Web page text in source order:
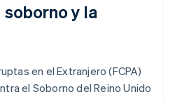
y la
en el Extranjero (FCPA)
el Soborno del Reino Unido